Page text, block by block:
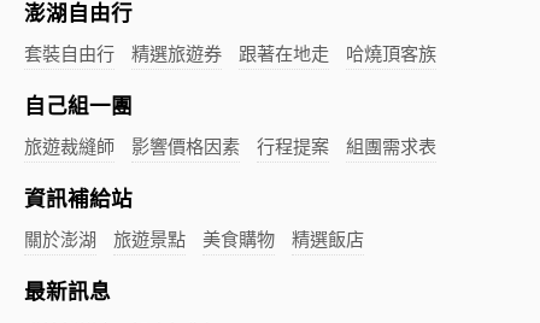
澎湖自由行
套裝自由行 精選旅遊券 跟著在地走 哈燒頂客族
自己組一團
旅遊裁縫師 影響價格因素 行程提案 組團需求表
資訊補給站
關於澎湖 旅遊景點 美食購物 精選飯店
最新訊息